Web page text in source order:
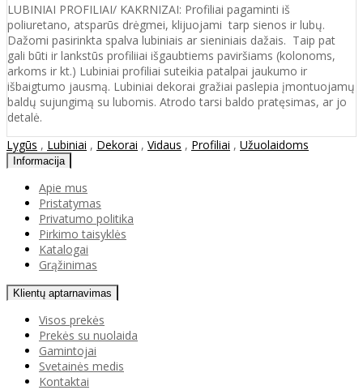
LUBINIAI PROFILIAI/ KAKRNIZAI: Profiliai pagaminti iš
poliuretano, atsparūs drėgmei, klijuojami tarp sienos ir lubų.
Dažomi pasirinkta spalva lubiniais ar sieniniais dažais. Taip pat
gali būti ir lankstūs profiliiai išgaubtiems paviršiams (kolonoms,
arkoms ir kt.) Lubiniai profiliai suteikia patalpai jaukumo ir
išbaigtumo jausmą. Lubiniai dekorai gražiai paslepia įmontuojamų
baldų sujungimą su lubomis. Atrodo tarsi baldo pratęsimas, ar jo
detalė.
Lygūs , Lubiniai , Dekorai , Vidaus , Profiliai , Užuolaidoms
Informacija
Apie mus
Pristatymas
Privatumo politika
Pirkimo taisyklės
Katalogai
Grąžinimas
Klientų aptarnavimas
Visos prekės
Prekės su nuolaida
Gamintojai
Svetainės medis
Kontaktai